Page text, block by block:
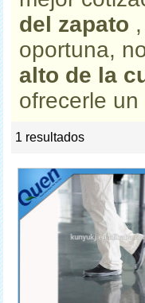
del zapato
oportuna,
alto de la
ofrecerle
1 resultados